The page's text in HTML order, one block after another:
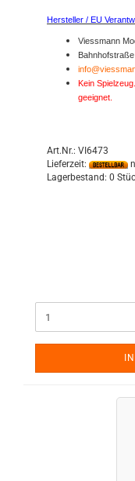
Hersteller / EU
Viessmann
Kein
geeignet.
Art.Nr.: VI6473
Lieferzeit:
Lagerbestand: 0